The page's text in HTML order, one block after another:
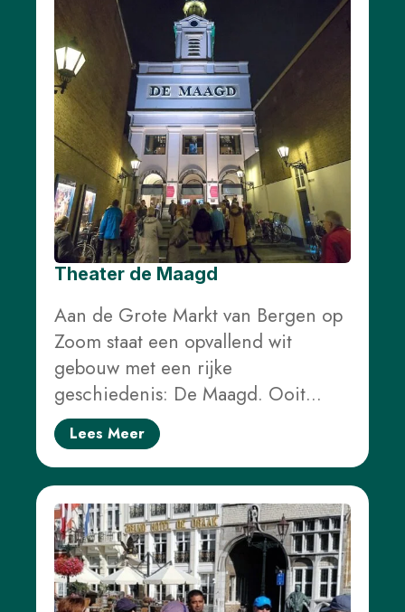
Theater de Maagd
Aan de Grote Markt van Bergen op
Zoom staat een opvallend wit
gebouw met een rijke
geschiedenis: De Maagd. Ooit…
Lees Meer